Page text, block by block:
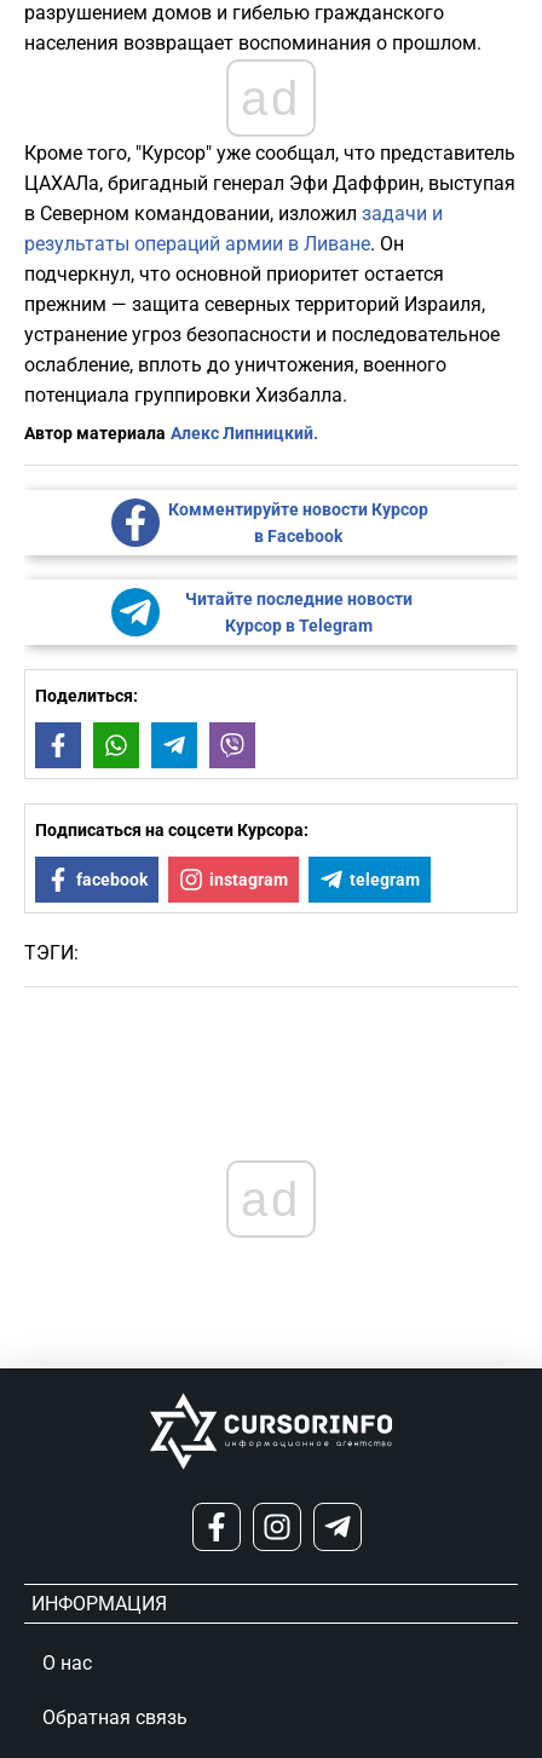
разрушением домов и гибелью гражданского
населения возвращает воспоминания о прошлом.
ad
Кроме того, "Курсор" уже сообщал, что представитель
ЦАХАЛа, бригадный генерал Эфи Даффрин, выступая
в Северном командовании, изложил задачи и
результаты операций армии в Ливане. Он
подчеркнул, что основной приоритет остается
прежним — защита северных территорий Израиля,
устранение угроз безопасности и последовательное
ослабление, вплоть до уничтожения, военного
потенциала группировки Хизбалла.
Автор материала Алекс Липницкий.
Комментируйте новости Курсор
в Facebook
Читайте последние новости
Курсор в Telegram
Поделиться:
FacebookWhatsAppTelegram
Подписаться на соцсети Курсора:
facebook instagram telegram
ТЭГИ:
ad
ИНФОРМАЦИЯ
О нас
Обратная связь